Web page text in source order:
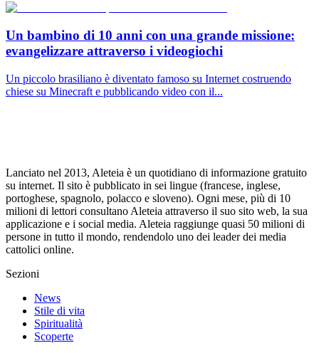
Un bambino di 10 anni con una grande missione:
evangelizzare attraverso i videogiochi
Un piccolo brasiliano è diventato famoso su Internet costruendo
chiese su Minecraft e pubblicando video con il...
Lanciato nel 2013, Aleteia è un quotidiano di informazione gratuito
su internet. Il sito è pubblicato in sei lingue (francese, inglese,
portoghese, spagnolo, polacco e sloveno). Ogni mese, più di 10
milioni di lettori consultano Aleteia attraverso il suo sito web, la sua
applicazione e i social media. Aleteia raggiunge quasi 50 milioni di
persone in tutto il mondo, rendendolo uno dei leader dei media
cattolici online.
Sezioni
News
Stile di vita
Spiritualità
Scoperte